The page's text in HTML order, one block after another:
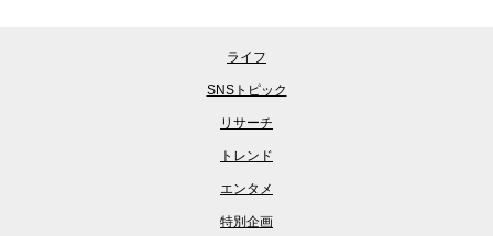
ライフ
SNSトピック
リサーチ
トレンド
エンタメ
特別企画